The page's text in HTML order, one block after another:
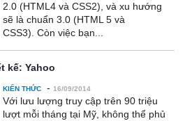
2.0 (HTML4 và CSS2), và xu hướng
sẽ là chuẩn 3.0 (HTML 5 và
CSS3). Còn việc bạn...
kế: Yahoo
KIẾN THỨC - 16/09/2014
Với lưu lượng truy cập trên 90 triệu
lượt mỗi tháng tại Mỹ, không thể phủ